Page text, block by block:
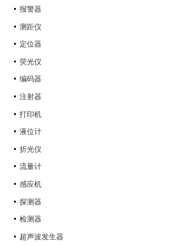
报警器
测距仪
定位器
荧光仪
编码器
注射器
打印机
液位计
折光仪
流量计
感应机
探测器
检测器
超声波发生器